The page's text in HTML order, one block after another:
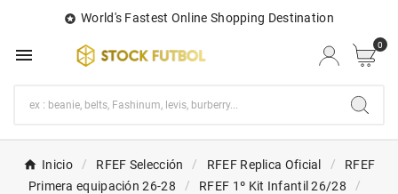
 World's Fastest Online Shopping Destination
 0
Inicio RFEF Selección RFEF Replica Oficial
RFEF
Primera equipación 26-28
RFEF 1º Kit Infantil 26/28